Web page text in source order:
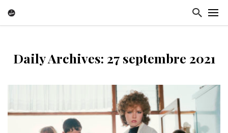
Daily Archives: 27 septembre 2021